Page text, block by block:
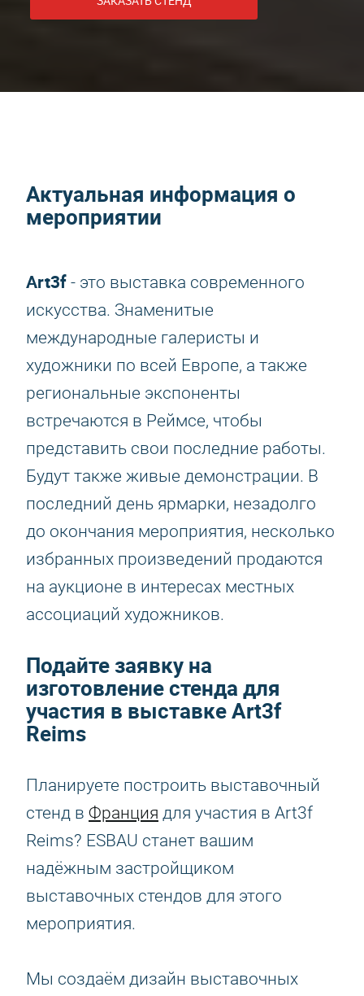
Актуальная информация о
мероприятии
Art3f - это выставка современного
искусства. Знаменитые
международные галеристы и
художники по всей Европе, а также
региональные экспоненты
встречаются в Реймсе, чтобы
представить свои последние работы.
Будут также живые демонстрации. В
последний день ярмарки, незадолго
до окончания мероприятия, несколько
избранных произведений продаются
на аукционе в интересах местных
ассоциаций художников.
Подайте заявку на
изготовление стенда для
участия в выставке Art3f
Reims
Планируете построить выставочный
стенд в Франция для участия в Art3f
Reims? ESBAU станет вашим
надёжным застройщиком
выставочных стендов для этого
мероприятия.
Мы создаём дизайн выставочных